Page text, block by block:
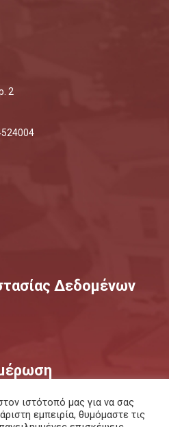
2
Δεδομένων
ενημερωμένοι.
ιστότοπό μας για να σας
εμπειρία, θυμόμαστε τις